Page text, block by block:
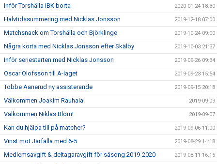
Inför Torshälla IBK borta 2020-01-24 18:30
Halvtidssummering med Nicklas Jonsson 2019-12-18 07:00
Matchsnack om Torshälla och Björklinge 2019-10-24 09:00
Några korta med Nicklas Jonsson efter Skälby 2019-10-03 21:37
Inför seriestarten med Nicklas Jonsson 2019-09-26 09:34
Oscar Olofsson till A-laget 2019-09-23 15:54
Tobbe Aanerud ny assisterande 2019-09-15 20:18
Välkommen Joakim Rauhala! 2019-09-09
Välkommen Niklas Blom! 2019-09-07
Kan du hjälpa till på matcher? 2019-09-06 11:00
Vinst mot Järfälla med 6-5 2019-08-29 14:18
Medlemsavgift & deltagaravgift för säsong 2019-2020 2019-08-11 16:15